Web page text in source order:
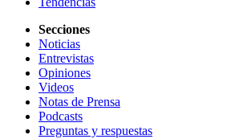
Secciones
Noticias
Entrevistas
Opiniones
Videos
Notas de Prensa
Podcasts
Preguntas y respuestas